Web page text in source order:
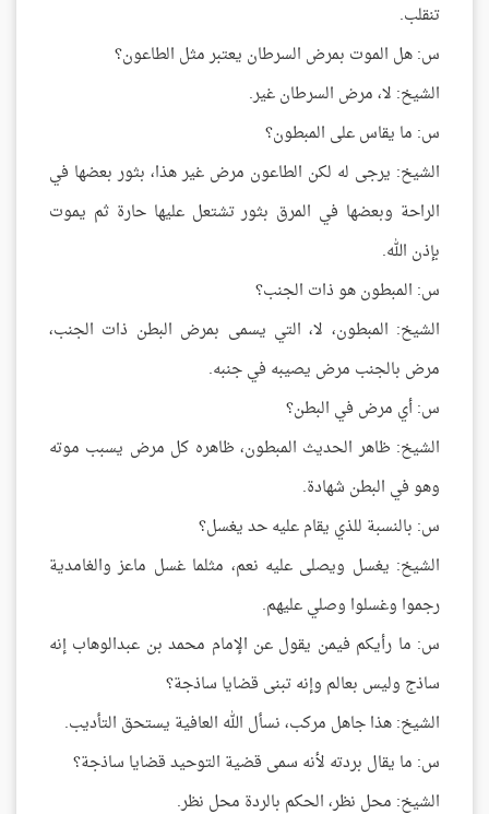
تنقلب.
س: هل الموت بمرض السرطان يعتبر مثل الطاعون؟
الشيخ: لا، مرض السرطان غير.
س: ما يقاس على المبطون؟
الشيخ: يرجى له لكن الطاعون مرض غير هذا، بثور بعضها في
الراحة وبعضها في المرق بثور تشتعل عليها حارة ثم يموت
بإذن الله.
س: المبطون هو ذات الجنب؟
الشيخ: المبطون، لا، التي يسمى بمرض البطن ذات الجنب،
مرض بالجنب مرض يصيبه في جنبه.
س: أي مرض في البطن؟
الشيخ: ظاهر الحديث المبطون، ظاهره كل مرض يسبب موته
وهو في البطن شهادة.
س: بالنسبة للذي يقام عليه حد يغسل؟
الشيخ: يغسل ويصلى عليه نعم، مثلما غسل ماعز والغامدية
رجموا وغسلوا وصلي عليهم.
س: ما رأيكم فيمن يقول عن الإمام محمد بن عبدالوهاب إنه
ساذج وليس بعالم وإنه تبنى قضايا ساذجة؟
الشيخ: هذا جاهل مركب، نسأل الله العافية يستحق التأديب.
س: ما يقال بردته لأنه سمى قضية التوحيد قضايا ساذجة؟
الشيخ: محل نظر، الحكم بالردة محل نظر.